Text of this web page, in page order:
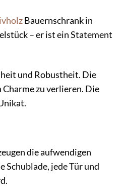
Bauernschrank in
– er ist ein Statement
und Robustheit. Die
zu verlieren. Die
die aufwendigen
Schublade, jede Tür und